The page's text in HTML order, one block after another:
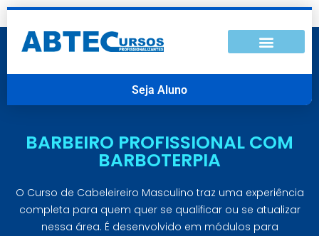
Seja Aluno
BARBEIRO PROFISSIONAL COM
BARBOTERPIA
O Curso de Cabeleireiro Masculino traz uma experiência
completa para quem quer se qualificar ou se atualizar
nessa área. É desenvolvido em módulos para